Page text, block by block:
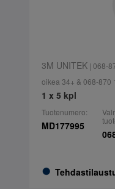
3M UNITEK| 068-
oikea 34+ & 068-870
1 x 5 kpl
Tuotenumero:
MD177995